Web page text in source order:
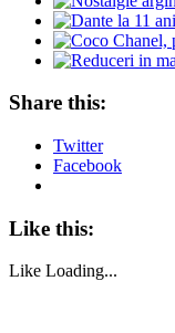
Share this:
Twitter
Facebook
Like this:
Like Loading...